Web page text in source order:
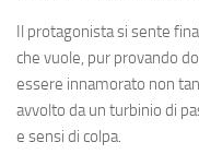
Il protagonista si sente
che vuole, pur provando
essere innamorato non
avvolto da un turbinio di
e sensi di colpa.